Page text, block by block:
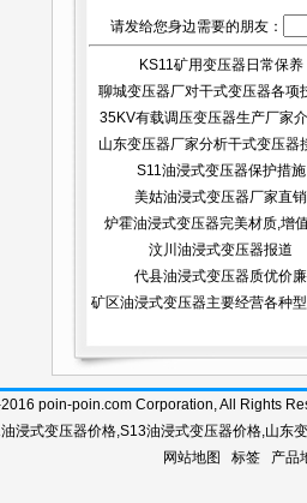
请发给您身边需要的朋友：
KS11矿用变压器日常保养
聊城变压器厂对干式变压器各项
点...
35KV有载调压变压器生产厂家
山东变压器厂家分析干式变压器
阻...
S11油浸式变压器保护措施
美姑油浸式变压器厂家直销
炉霍油浸式变压器完美材质,增
汶川油浸式变压器报道
代县油浸式变压器质优价廉
矿区油浸式变压器主要经营各种
poin-poin.com Corporation, All Rights
浸式变压器价格,S13油浸式变压器价格,山东
网站地图
标签 产品